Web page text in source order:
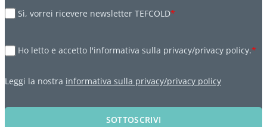
Sì, vorrei ricevere newsletter TEFCOLD*
Ho letto e accetto l'informativa sulla privacy/privacy policy.*
Leggi la nostra informativa sulla privacy/privacy policy
SOTTOSCRIVI